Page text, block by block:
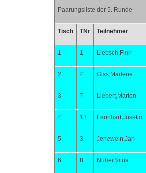
Paarungsliste der 5. Runde
Tisch TNr Teilnehmer
1 1 Liebsch,Finn
2 4 Giss,Marlene
3 7 Liepert,Marlon
4 13 Leonhart,Josefin
5 3 Jenewein,Jan
6 8 Nuber,Vitus